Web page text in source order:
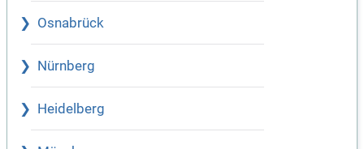
Osnabrück
Nürnberg
Heidelberg